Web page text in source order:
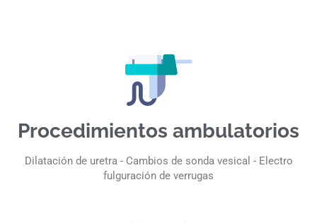
Procedimientos ambulatorios
Dilatación de uretra - Cambios de sonda vesical - Electro
fulguración de verrugas